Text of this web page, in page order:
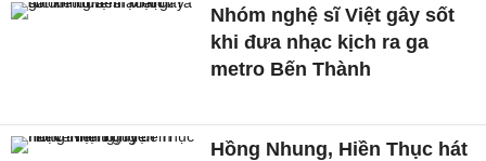
Nhóm nghệ sĩ Việt gây sốt
khi đưa nhạc kịch ra ga
metro Bến Thành
Hồng Nhung, Hiền Thục hát